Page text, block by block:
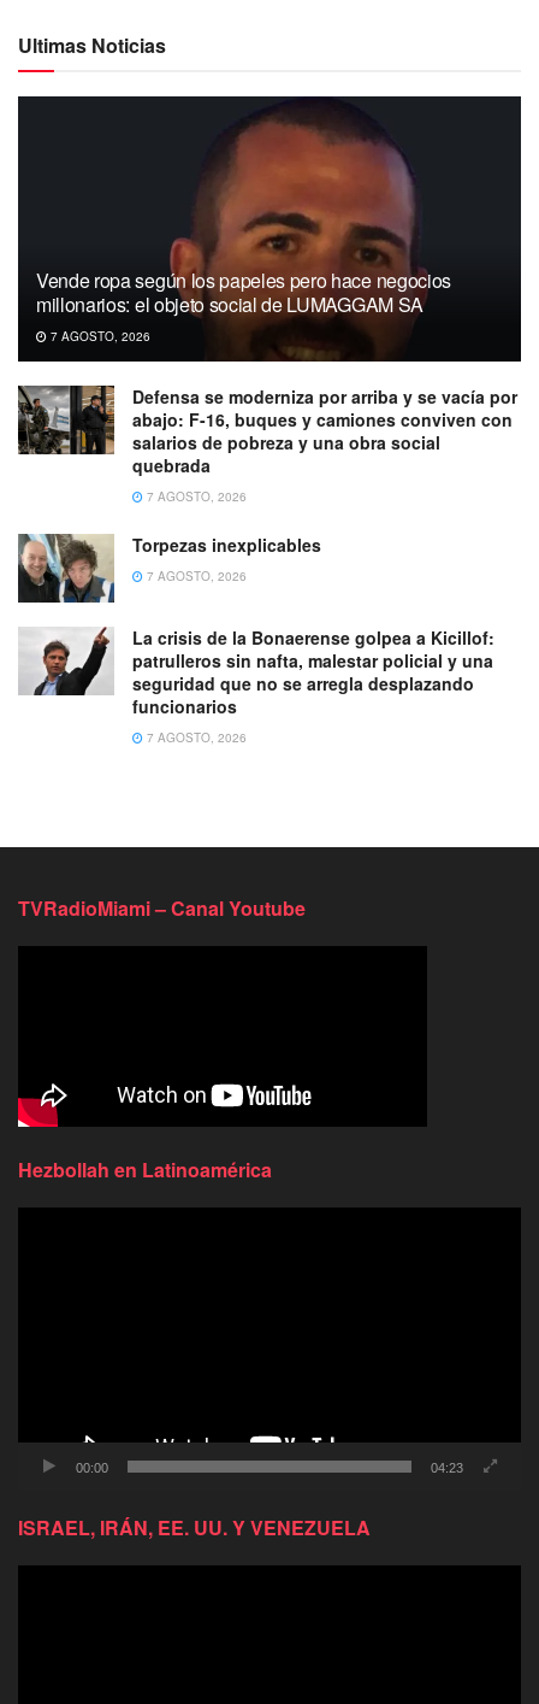
Ultimas Noticias
Vende ropa según los papeles pero hace negocios
millonarios: el objeto social de LUMAGGAM SA
7 AGOSTO, 2026
Defensa se moderniza por arriba y se vacía por
abajo: F-16, buques y camiones conviven con
salarios de pobreza y una obra social
quebrada
7 AGOSTO, 2026
Torpezas inexplicables
7 AGOSTO, 2026
La crisis de la Bonaerense golpea a Kicillof:
patrulleros sin nafta, malestar policial y una
seguridad que no se arregla desplazando
funcionarios
7 AGOSTO, 2026
TVRadioMiami – Canal Youtube
Hezbollah en Latinoamérica
00:00 04:23
ISRAEL, IRÁN, EE. UU. Y VENEZUELA